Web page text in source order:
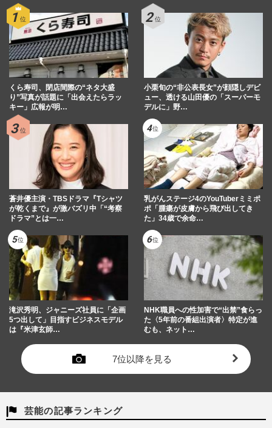
くら寿司、閉店間際の“ネタ大盛
り”写真が話題に「出会えたらラッ
キー」広報が明…
小栗旬の“非公表長女”が顔隠しデビ
ュー、透ける山田優の「スーパーモ
デルに」野…
蒼井優主演・TBSドラマ『Tシャツ
が乾くまで』が激バズリ中「“考察
ドラマ”とは一…
乳がんステージ4のYouTuberミミポ
ポ「腫瘍が皮膚から飛び出してき
た」34歳で余命…
滝沢秀明、ジャニーズ社員に「企画
5つ出して」目指すビジネスモデル
は『米津玄師…
NHK職員への性加害で“出禁”食らっ
た〈5年前の番組出演者〉特定が進
むも、ネット…
7位以降を見る
芸能の記事ランキング